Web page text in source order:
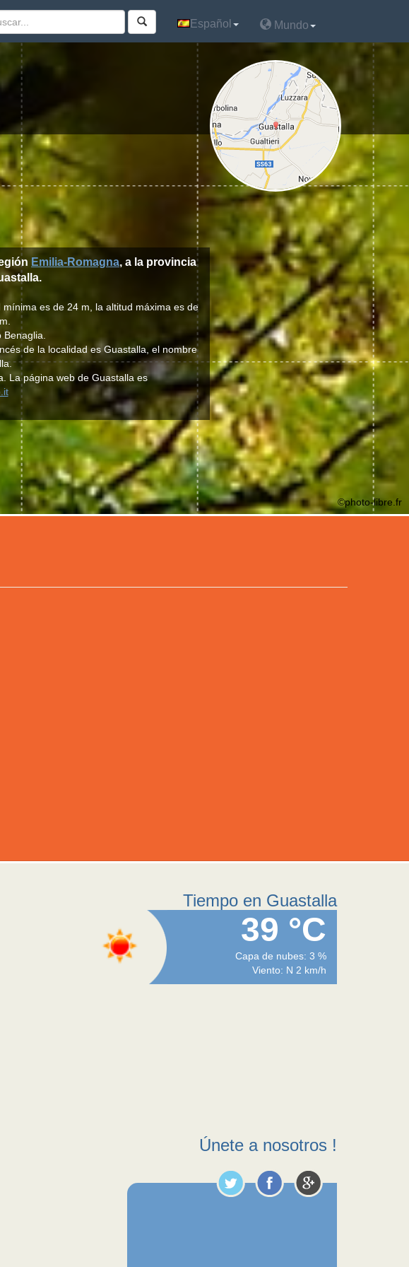
Español Mundo
Emilia-Romagna, a la provincia
es de 24 m, la altitud máxima es de
de la localidad es Guastalla, el nombre
La página web de Guastalla es
©photo-libre.fr
Tiempo en Guastalla
39 °C
Capa de nubes: 3 %
Viento: N 2 km/h
Únete a nosotros !
Español Mundo